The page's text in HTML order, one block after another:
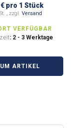
pro 1 Stück
, zzgl. Versand
VERFÜGBAR
: 2 - 3 Werktage
ARTIKEL